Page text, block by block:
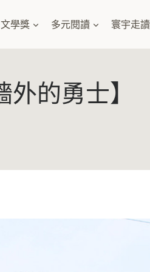
文學獎 多元閱讀 寰宇走讀
的勇士】